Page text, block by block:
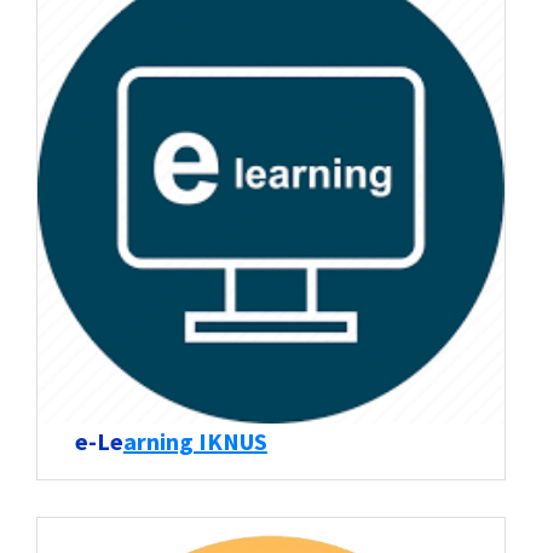
e-Learning IKNUS